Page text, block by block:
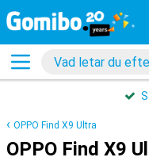
OPPO Find X9 Ultra
OPPO Find X9